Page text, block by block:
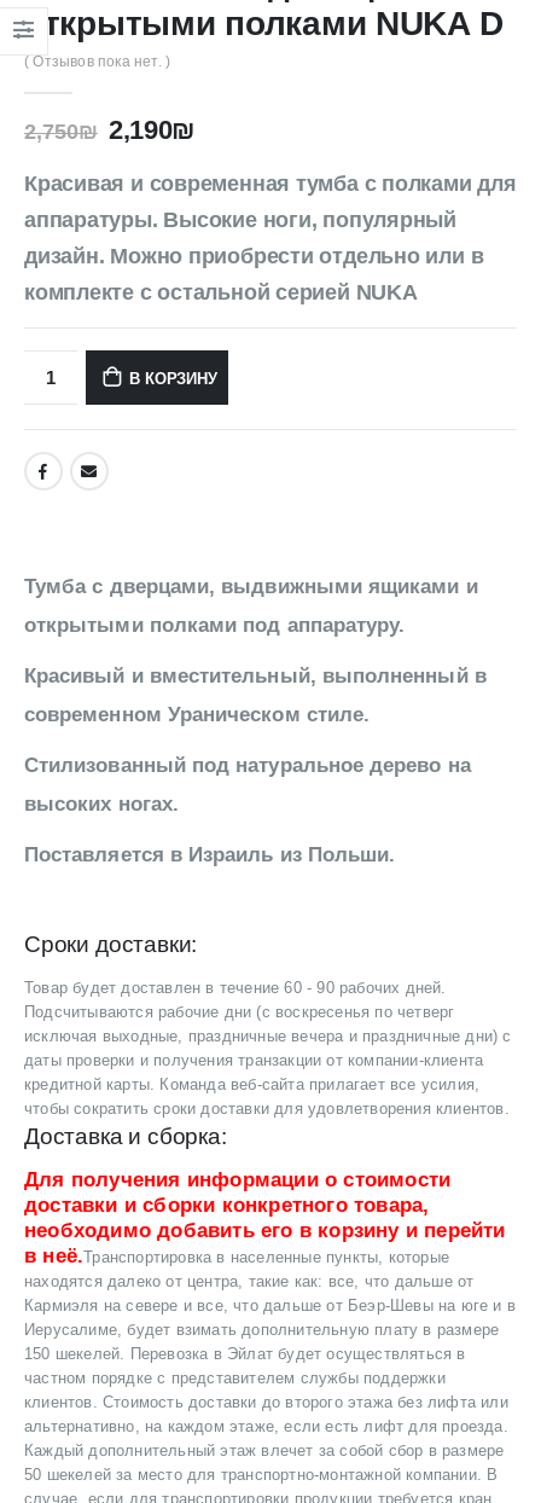
открытыми полками NUKA D
( Отзывов пока нет. )
2,750₪ 2,190₪
Красивая и современная тумба с полками для
аппаратуры. Высокие ноги, популярный
дизайн. Можно приобрести отдельно или в
комплекте с остальной серией NUKA
В КОРЗИНУ
Тумба с дверцами, выдвижными ящиками и
открытыми полками под аппаратуру.
Красивый и вместительный, выполненный в
современном Ураническом стиле.
Стилизованный под натуральное дерево на
высоких ногах.
Поставляется в Израиль из Польши.
Сроки доставки:
Товар будет доставлен в течение 60 - 90 рабочих дней.
Подсчитываются рабочие дни (с воскресенья по четверг
исключая выходные, праздничные вечера и праздничные дни) с
даты проверки и получения транзакции от компании-клиента
кредитной карты. Команда веб-сайта прилагает все усилия,
чтобы сократить сроки доставки для удовлетворения клиентов.
Доставка и сборка:
Для получения информации о стоимости
доставки и сборки конкретного товара,
необходимо добавить его в корзину и перейти
в неё.Транспортировка в населенные пункты, которые
находятся далеко от центра, такие как: все, что дальше от
Кармиэля на севере и все, что дальше от Беэр-Шевы на юге и в
Иерусалиме, будет взимать дополнительную плату в размере
150 шекелей. Перевозка в Эйлат будет осуществляться в
частном порядке с представителем службы поддержки
клиентов. Стоимость доставки до второго этажа без лифта или
альтернативно, на каждом этаже, если есть лифт для проезда.
Каждый дополнительный этаж влечет за собой сбор в размере
50 шекелей за место для транспортно-монтажной компании. В
случае, если для транспортировки продукции требуется кран,